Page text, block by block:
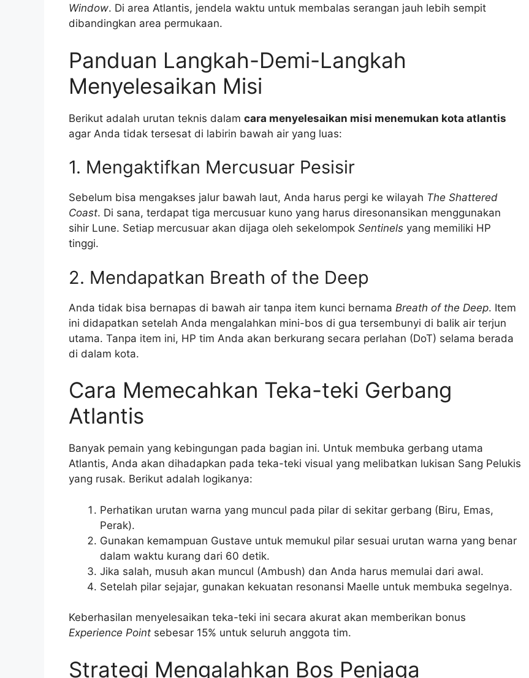
Window. Di area Atlantis, jendela waktu untuk membalas serangan jauh lebih sempit
dibandingkan area permukaan.
Panduan Langkah-Demi-Langkah
Menyelesaikan Misi
Berikut adalah urutan teknis dalam cara menyelesaikan misi menemukan kota atlantis
agar Anda tidak tersesat di labirin bawah air yang luas:
1. Mengaktifkan Mercusuar Pesisir
Sebelum bisa mengakses jalur bawah laut, Anda harus pergi ke wilayah The Shattered
Coast. Di sana, terdapat tiga mercusuar kuno yang harus diresonansikan menggunakan
sihir Lune. Setiap mercusuar akan dijaga oleh sekelompok Sentinels yang memiliki HP
tinggi.
2. Mendapatkan Breath of the Deep
Anda tidak bisa bernapas di bawah air tanpa item kunci bernama Breath of the Deep. Item
ini didapatkan setelah Anda mengalahkan mini-bos di gua tersembunyi di balik air terjun
utama. Tanpa item ini, HP tim Anda akan berkurang secara perlahan (DoT) selama berada
di dalam kota.
Cara Memecahkan Teka-teki Gerbang
Atlantis
Banyak pemain yang kebingungan pada bagian ini. Untuk membuka gerbang utama
Atlantis, Anda akan dihadapkan pada teka-teki visual yang melibatkan lukisan Sang Pelukis
yang rusak. Berikut adalah logikanya:
Perhatikan urutan warna yang muncul pada pilar di sekitar gerbang (Biru, Emas,
Perak).
Gunakan kemampuan Gustave untuk memukul pilar sesuai urutan warna yang benar
dalam waktu kurang dari 60 detik.
Jika salah, musuh akan muncul (Ambush) dan Anda harus memulai dari awal.
Setelah pilar sejajar, gunakan kekuatan resonansi Maelle untuk membuka segelnya.
Keberhasilan menyelesaikan teka-teki ini secara akurat akan memberikan bonus
Experience Point sebesar 15% untuk seluruh anggota tim.
Strategi Mengalahkan Bos Penjaga